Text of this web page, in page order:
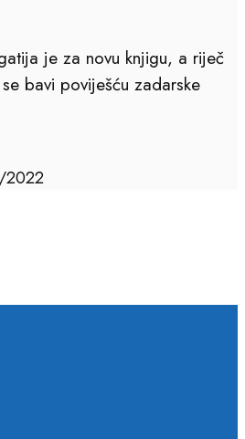
je za novu knjigu, a riječ
bavi poviješću zadarske